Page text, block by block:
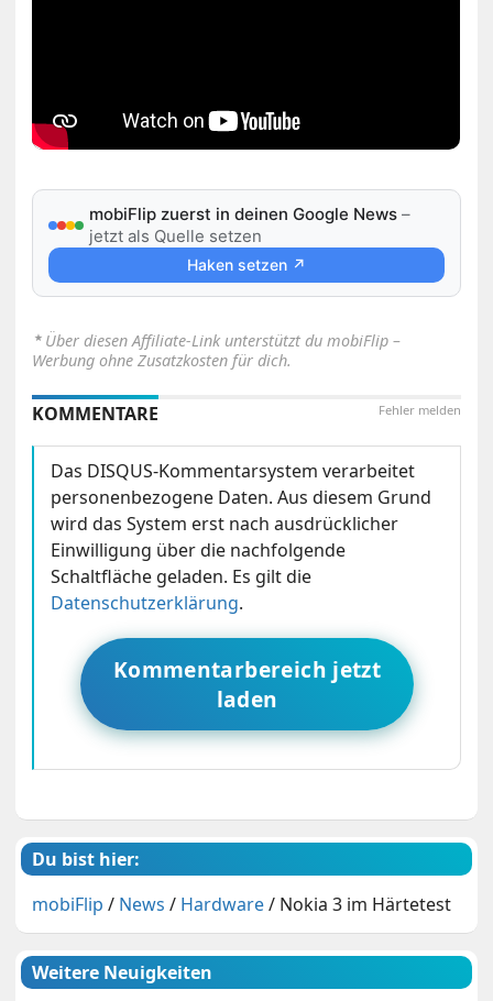
mobiFlip zuerst in deinen Google News –
jetzt als Quelle setzen
Haken setzen ↗
⋆ Über diesen Affiliate-Link unterstützt du mobiFlip –
Werbung ohne Zusatzkosten für dich.
Fehler melden
KOMMENTARE
Das DISQUS-Kommentarsystem verarbeitet
personenbezogene Daten. Aus diesem Grund
wird das System erst nach ausdrücklicher
Einwilligung über die nachfolgende
Schaltfläche geladen. Es gilt die
Datenschutzerklärung.
Kommentarbereich jetzt
laden
Du bist hier:
mobiFlip / News / Hardware/ Nokia 3 im Härtetest
Weitere Neuigkeiten